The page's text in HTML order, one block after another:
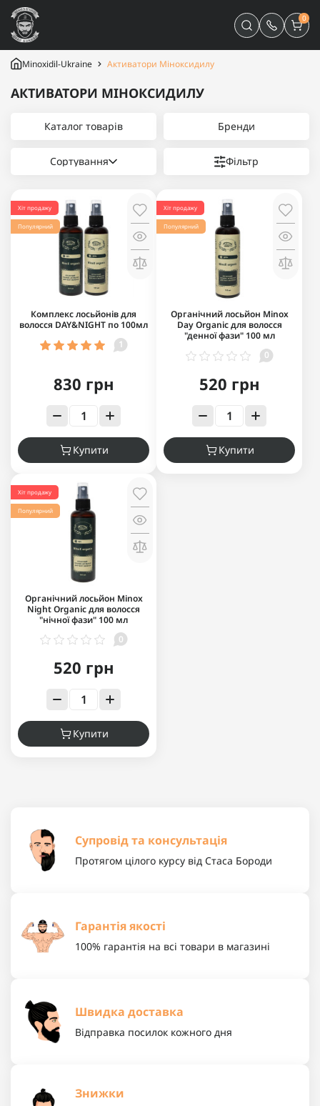
0
Minoxidil-Ukraine Активатори Міноксидилу
АКТИВАТОРИ МІНОКСИДИЛУ
Каталог товарів Бренди
Сортування Фільтр
Хіт продажу
Популярний
Комплекс лосьйонів для
волосся DAY&NIGHT по 100мл
1
830 грн
Купити
Хіт продажу
Популярний
Органічний лосьйон Minox
Day Organic для волосся
"денної фази" 100 мл
0
520 грн
Купити
Хіт продажу
Популярний
Органічний лосьйон Minox
Night Organic для волосся
"нічної фази" 100 мл
0
520 грн
Купити
Супровід та консультація
Протягом цілого курсу від Стаса Бороди
Гарантія якості
100% гарантія на всі товари в магазині
Швидка доставка
Відправка посилок кожного дня
Знижки